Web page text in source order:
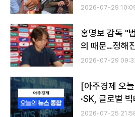
2026-07-29
홍명보 감독 "
의 때문…정해
2026-07-29
[아주경제 오늘
·SK, 글로벌
AI 시대 승부수
2026-07-25